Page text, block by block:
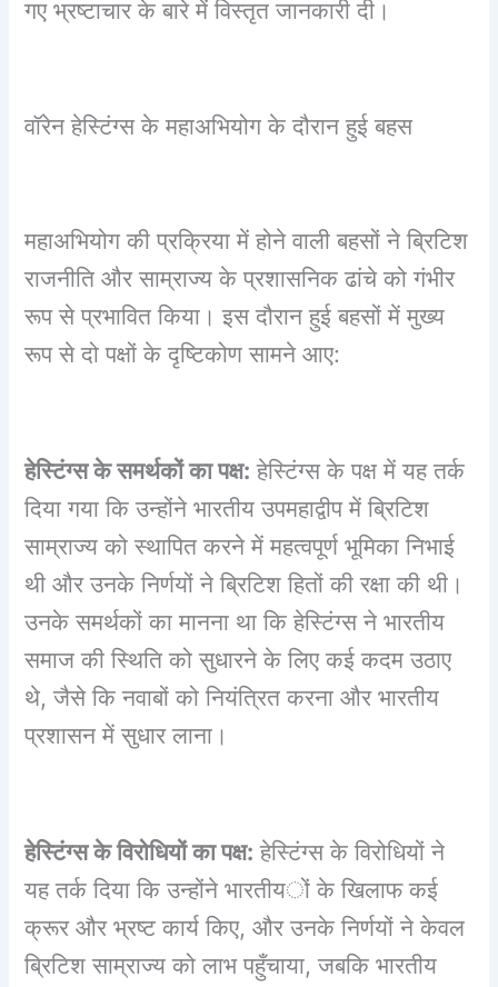
गए भ्रष्टाचार के बारे में विस्तृत जानकारी दी।
वॉरेन हेस्टिंग्स के महाअभियोग के दौरान हुई बहस
महाअभियोग की प्रक्रिया में होने वाली बहसों ने ब्रिटिश
राजनीति और साम्राज्य के प्रशासनिक ढांचे को गंभीर
रूप से प्रभावित किया। इस दौरान हुई बहसों में मुख्य
रूप से दो पक्षों के दृष्टिकोण सामने आए:
हेस्टिंग्स के समर्थकों का पक्ष: हेस्टिंग्स के पक्ष में यह तर्क
दिया गया कि उन्होंने भारतीय उपमहाद्वीप में ब्रिटिश
साम्राज्य को स्थापित करने में महत्वपूर्ण भूमिका निभाई
थी और उनके निर्णयों ने ब्रिटिश हितों की रक्षा की थी।
उनके समर्थकों का मानना था कि हेस्टिंग्स ने भारतीय
समाज की स्थिति को सुधारने के लिए कई कदम उठाए
थे, जैसे कि नवाबों को नियंत्रित करना और भारतीय
प्रशासन में सुधार लाना।
हेस्टिंग्स के विरोधियों का पक्ष: हेस्टिंग्स के विरोधियों ने
यह तर्क दिया कि उन्होंने भारतीयों के खिलाफ कई
क्रूर और भ्रष्ट कार्य किए, और उनके निर्णयों ने केवल
ब्रिटिश साम्राज्य को लाभ पहुँचाया, जबकि भारतीय